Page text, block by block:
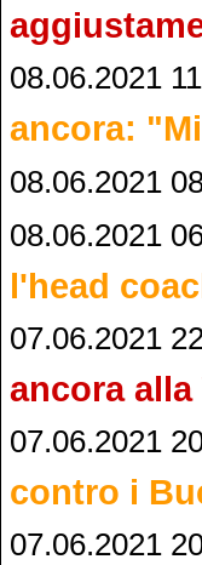
08.06.2021
ancora:
08.06.2021
08.06.2021
l'head
07.06.2021
ancora
07.06.2021
contro i
07.06.2021